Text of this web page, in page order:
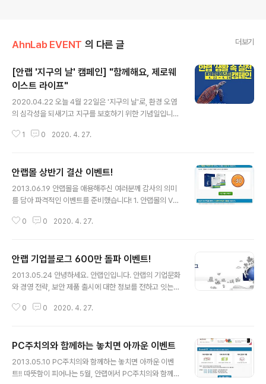
AhnLab EVENT 의 다른 글 더보기
[안랩 '지구의 날' 캠페인] "함께해요, 제로웨
이스트 라이프"
2020.04.22 오늘 4월 22일은 '지구의 날'로, 환경 오염
의 심각성을 되새기고 지구를 보호하기 위한 기념일입니
'생활 속 실천' #제로웨이스트 캠페인을 진행합니다. 일상
캠페인에 참여해주세요. (자세한 내용은 두 번째 이미지를
참고!) 캠페인 종료 후 추첨을 통해 응원 물품을 보내드립니
다. 작은 행동이 큰 변화를 만듭니다, #SmallChallenge
1 0 2020. 4. 27.
안랩몰 상반기 결산 이벤트!
2013.06.19 안랩몰을 애용해주신 여러분께 감사의 의미
를 담아 파격적인 이벤트를 준비했습니다! 1. 안랩몰의 V3
비스 기간을 30일 더 드립니다!! 2. 안랩몰에서 판매하는
원하게 날려줄 에어컨! 꿉꿉함은 저리가라 제습기! 목마름
극뽁~ 아이스 아메리카노! 정말 선물이 빵빵하죠? ^ㅁ^ 더
위에 지친 페친들을 위한 안랩의 BIG 이벤트! 어서어서 참
* 일찍 구매하실수록 당첨 확률은 UP! * 이벤트 참여 : htt
0 0 2020. 4. 27.
안랩 기업블로그 600만 돌파 이벤트!
2013.05.24 안녕하세요. 안랩인입니다. 안랩의 기업문화
와 경영 전략, 보안 제품 출시에 대한 정보를 전하고 잇는
개월 만에 600만 번째 손님을 맞이 합니다. 성원에 감사드
자 600만 돌파를 기념해 알찬 사은 이벤트를 준비 했습니
다. 여러분들의 많은 참여 부탁드립니다. ^^ 1. 600만 돌파
기념 퀴즈 쇼쇼쇼~ -참여 방법 : 안랩과 관련한 2가지 문제
0 0 2020. 4. 27.
PC주치의와 함께하는 놓치면 아까운 이벤트
2013.05.10 PC주치의와 함께하는 놓치면 아까운 이벤
트!! 따뜻함이 피어나는 5월, 안랩에서 PC주치의와 함께하